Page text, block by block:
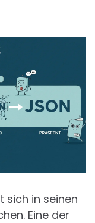
sich in seinen
Eine der